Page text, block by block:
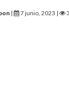
| 7 junio, 2023 |